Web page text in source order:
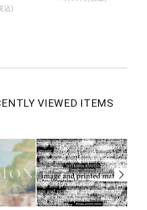
込)
VIEWED ITEMS